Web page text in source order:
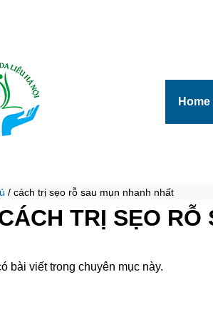
Home
/ cách trị sẹo rỗ sau mụn nhanh nhất
TRỊ SẸO RỖ
bài viết trong chuyên mục này.